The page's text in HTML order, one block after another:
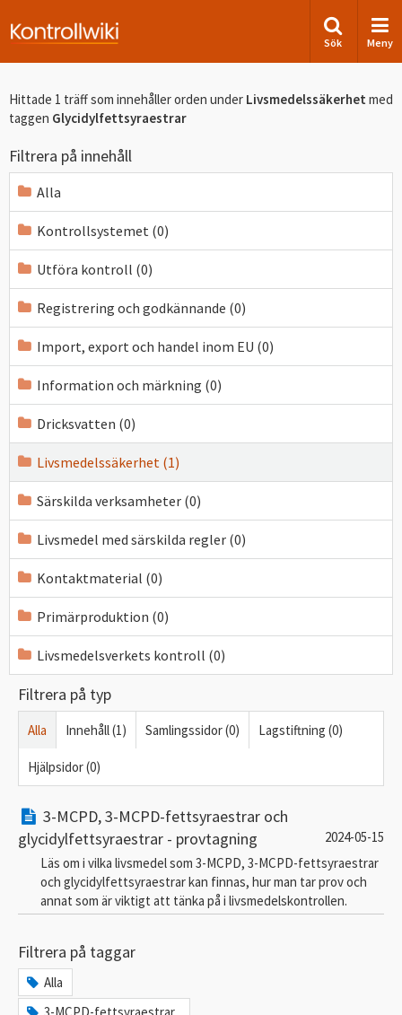
Sök Meny
Hittade 1 träff som innehåller orden under Livsmedelssäkerhet med
taggen Glycidylfettsyraestrar
Filtrera på innehåll
Alla
Kontrollsystemet (0)
Utföra kontroll (0)
Registrering och godkännande (0)
Import, export och handel inom EU (0)
Information och märkning (0)
Dricksvatten (0)
Livsmedelssäkerhet (1)
Särskilda verksamheter (0)
Livsmedel med särskilda regler (0)
Kontaktmaterial (0)
Primärproduktion (0)
Livsmedelsverkets kontroll (0)
Filtrera på typ
Alla Innehåll (1) Samlingssidor (0) Lagstiftning (0)
Hjälpsidor (0)
3-MCPD, 3-MCPD-fettsyraestrar och
glycidylfettsyraestrar - provtagning
2024-05-15
Läs om i vilka livsmedel som 3-MCPD, 3-MCPD-fettsyraestrar
och glycidylfettsyraestrar kan finnas, hur man tar prov och
annat som är viktigt att tänka på i livsmedelskontrollen.
Filtrera på taggar
Alla
3-MCPD-fettsyraestrar